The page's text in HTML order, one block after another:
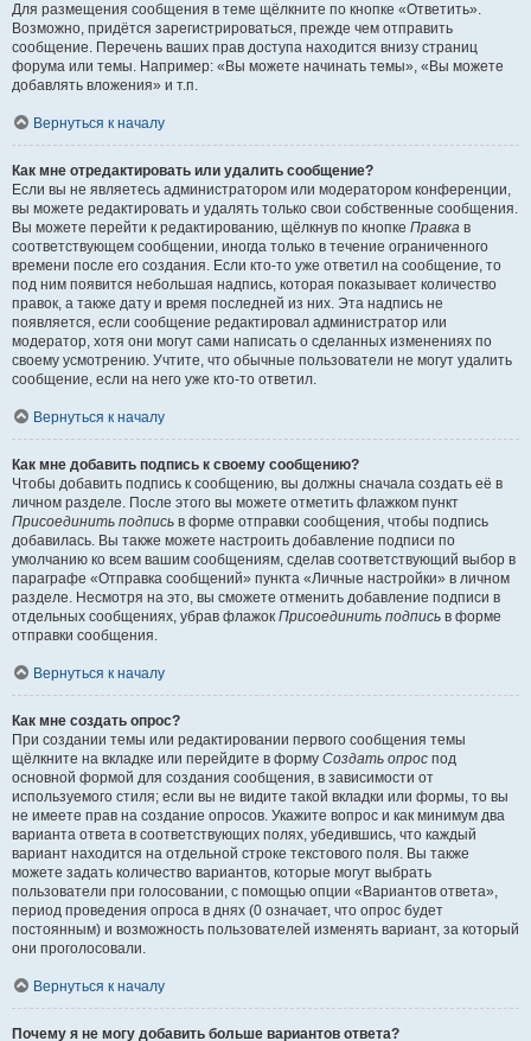
Для размещения сообщения в теме щёлкните по кнопке «Ответить».
Возможно, придётся зарегистрироваться, прежде чем отправить
сообщение. Перечень ваших прав доступа находится внизу страниц
форума или темы. Например: «Вы можете начинать темы», «Вы можете
добавлять вложения» и т.п.
Вернуться к началу
Как мне отредактировать или удалить сообщение?
Если вы не являетесь администратором или модератором конференции,
вы можете редактировать и удалять только свои собственные сообщения.
Вы можете перейти к редактированию, щёлкнув по кнопке Правка в
соответствующем сообщении, иногда только в течение ограниченного
времени после его создания. Если кто-то уже ответил на сообщение, то
под ним появится небольшая надпись, которая показывает количество
правок, а также дату и время последней из них. Эта надпись не
появляется, если сообщение редактировал администратор или
модератор, хотя они могут сами написать о сделанных изменениях по
своему усмотрению. Учтите, что обычные пользователи не могут удалить
сообщение, если на него уже кто-то ответил.
Вернуться к началу
Как мне добавить подпись к своему сообщению?
Чтобы добавить подпись к сообщению, вы должны сначала создать её в
личном разделе. После этого вы можете отметить флажком пункт
Присоединить подпись в форме отправки сообщения, чтобы подпись
добавилась. Вы также можете настроить добавление подписи по
умолчанию ко всем вашим сообщениям, сделав соответствующий выбор в
параграфе «Отправка сообщений» пункта «Личные настройки» в личном
разделе. Несмотря на это, вы сможете отменить добавление подписи в
отдельных сообщениях, убрав флажок Присоединить подпись в форме
отправки сообщения.
Вернуться к началу
Как мне создать опрос?
При создании темы или редактировании первого сообщения темы
щёлкните на вкладке или перейдите в форму Создать опрос под
основной формой для создания сообщения, в зависимости от
используемого стиля; если вы не видите такой вкладки или формы, то вы
не имеете прав на создание опросов. Укажите вопрос и как минимум два
варианта ответа в соответствующих полях, убедившись, что каждый
вариант находится на отдельной строке текстового поля. Вы также
можете задать количество вариантов, которые могут выбрать
пользователи при голосовании, с помощью опции «Вариантов ответа»,
период проведения опроса в днях (0 означает, что опрос будет
постоянным) и возможность пользователей изменять вариант, за который
они проголосовали.
Вернуться к началу
Почему я не могу добавить больше вариантов ответа?